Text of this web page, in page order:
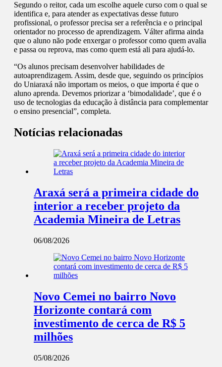
Segundo o reitor, cada um escolhe aquele curso com o qual se
identifica e, para atender as expectativas desse futuro
profissional, o professor precisa ser a referência e o principal
orientador no processo de aprendizagem. Válter afirma ainda
que o aluno não pode enxergar o professor como quem avalia
e passa ou reprova, mas como quem está ali para ajudá-lo.
“Os alunos precisam desenvolver habilidades de
autoaprendizagem. Assim, desde que, seguindo os princípios
do Uniaraxá não importam os meios, o que importa é que o
aluno aprenda. Devemos priorizar a ‘bimodalidade’, que é o
uso de tecnologias da educação à distância para complementar
o ensino presencial”, completa.
Notícias relacionadas
Araxá será a primeira cidade do
interior a receber projeto da
Academia Mineira de Letras
06/08/2026
Novo Cemei no bairro Novo
Horizonte contará com
investimento de cerca de R$ 5
milhões
05/08/2026